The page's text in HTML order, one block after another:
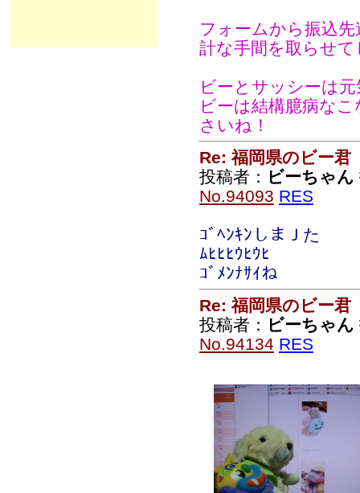
フォームから振込
計な手間を取らせ
ビーとサッシーは
ビーは結構臆病な
さいね！
Re: 福岡県のビー君
投稿者： ビーちゃん
No.94093 RES
ｺﾞﾍﾝｷﾝしまＪた
ﾑﾋﾋﾋｳﾋｳﾋ
ｺﾞﾒﾝﾅｻｲね
Re: 福岡県のビー君
投稿者： ビーちゃん
No.94134 RES